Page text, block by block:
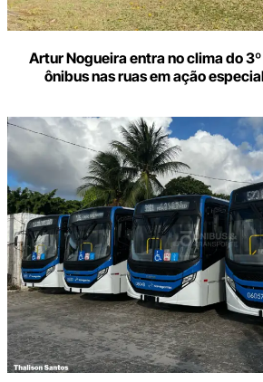
Artur Nogueira entra no clima do
ônibus nas ruas em ação